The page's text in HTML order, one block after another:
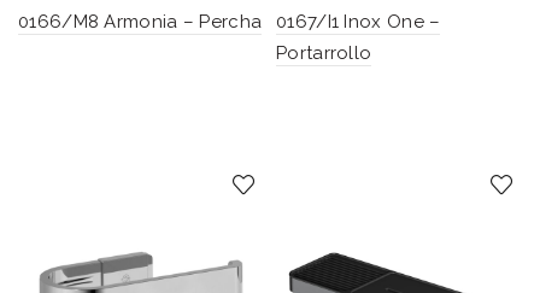
0166/M8 Armonia – Percha
0167/I1 Inox One –
Portarrollo